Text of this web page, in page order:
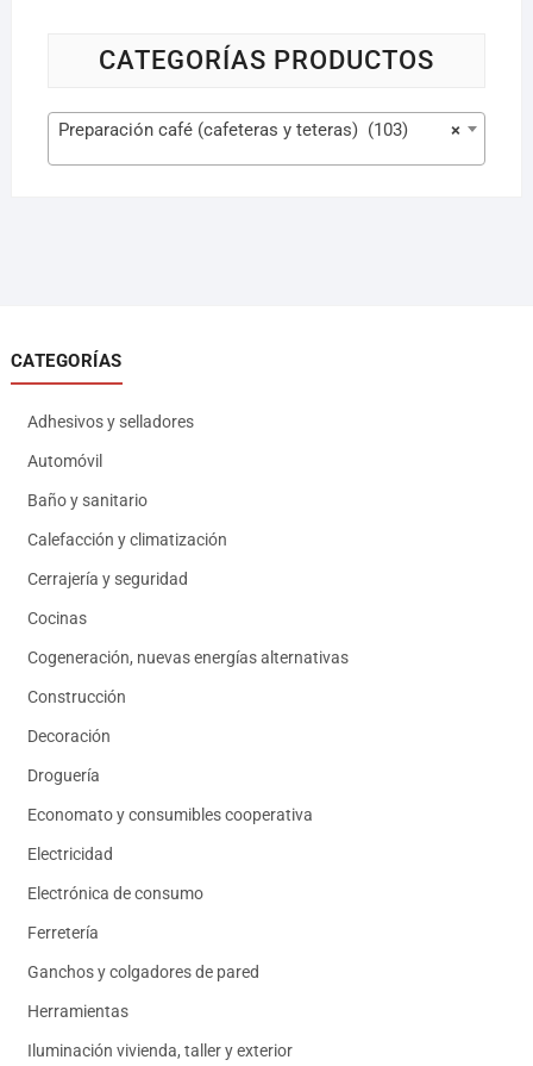
CATEGORÍAS PRODUCTOS
×
Preparación café (cafeteras y teteras) (103)
CATEGORÍAS
Adhesivos y selladores
Automóvil
Baño y sanitario
Calefacción y climatización
Cerrajería y seguridad
Cocinas
Cogeneración, nuevas energías alternativas
Construcción
Decoración
Droguería
Economato y consumibles cooperativa
Electricidad
Electrónica de consumo
Ferretería
Ganchos y colgadores de pared
Herramientas
Iluminación vivienda, taller y exterior